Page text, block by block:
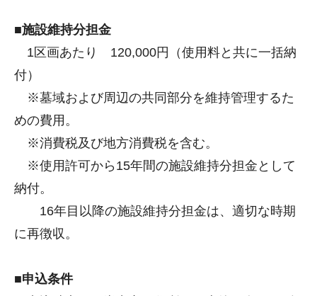
■施設維持分担金
1区画あたり 120,000円（使用料と共に一括納
付）
※墓域および周辺の共同部分を維持管理するた
めの費用。
※消費税及び地方消費税を含む。
※使用許可から15年間の施設維持分担金として
納付。
16年目以降の施設維持分担金は、適切な時期
に再徴収。
■申込条件